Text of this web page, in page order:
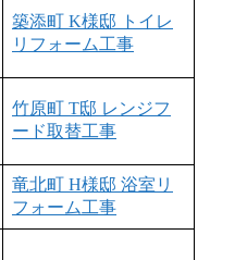
築添町 K様邸 トイレ
リフォーム工事
竹原町 T邸 レンジフ
ード取替工事
竜北町 H様邸 浴室リ
フォーム工事